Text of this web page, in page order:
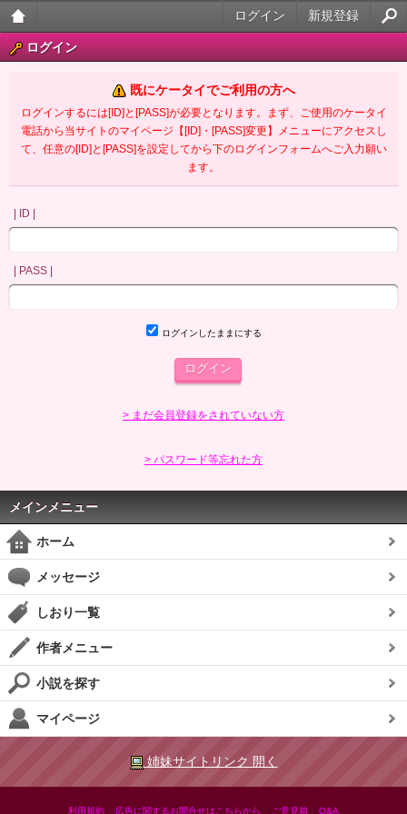
大人
ータ
イ官
新規登録
ログイン
ログイン
既にケータイでご利用の方へ
ログインするには[ID]と[PASS]が必要となります。まず、ご使用のケータイ
電話から当サイトのマイページ【[ID]・[PASS]変更】メニューにアクセスし
て、任意の[ID]と[PASS]を設定してから下のログインフォームへご入力願い
ます。
| ID |
| PASS |
ログインしたままにする
> まだ会員登録をされていない方
> パスワード等忘れた方
メインメニュー
ホーム
メッセージ
しおり一覧
作者メニュー
小説を探す
マイページ
姉妹サイトリンク 開く
利用規約 広告に関するお問合せはこちらから ご意見箱 Q&A